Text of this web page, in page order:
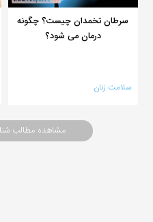
سرطان تخمدان چیست؟ چگونه
درمان می شود؟
سلامت زنان
مشاهده مطالب